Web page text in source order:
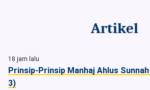
Artikel
18 jam lalu
Prinsip-Prinsip Manhaj Ahlus
3)